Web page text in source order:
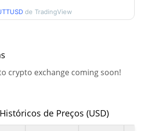
$0.0000073489789
atrás)
99.93%
de TradingView
crypto exchange coming soon!
de Preços (USD)